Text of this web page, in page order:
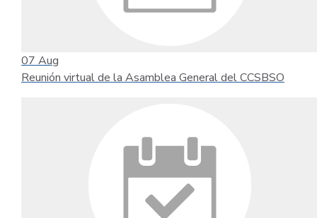
07 Aug
Reunión virtual de la Asamblea General del CCSBSO